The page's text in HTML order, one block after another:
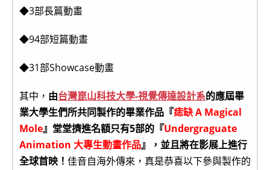
◆3部長篇動畫
◆94部短篇動畫
◆31部Showcase動畫
其中， 由台灣崑山科技大學-視覺傳達設計系的應屆畢
業大學生們所共同製作的畢業作品『痣缺 A Magical
Mole』堂堂擠進名額只有5部的『Undergraguate
Animation 大專生動畫作品』，並且將在影展上進行
全球首映！ 佳音自海外傳來，真是恭喜以下參與製作的